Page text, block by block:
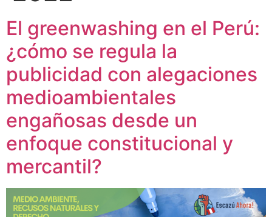
El greenwashing en el Perú:
¿cómo se regula la
publicidad con alegaciones
medioambientales
engañosas desde un
enfoque constitucional y
mercantil?